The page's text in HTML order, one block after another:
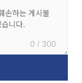
0 / 300